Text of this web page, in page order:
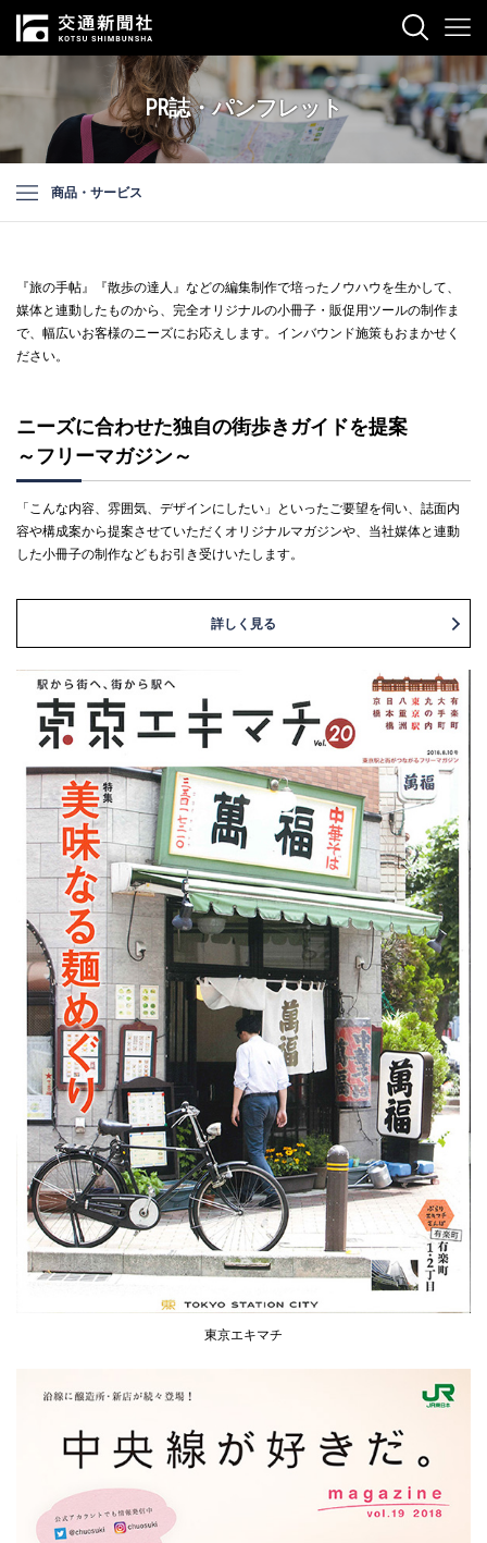
PR誌・パンフレット
商品・サービス
『旅の手帖』『散歩の達人』などの編集制作で培ったノウハウを生かして、
媒体と連動したものから、完全オリジナルの小冊子・販促用ツールの制作ま
で、幅広いお客様のニーズにお応えします。インバウンド施策もおまかせく
ださい。
ニーズに合わせた独自の街歩きガイドを提案
～フリーマガジン～
「こんな内容、雰囲気、デザインにしたい」といったご要望を伺い、誌面内
容や構成案から提案させていただくオリジナルマガジンや、当社媒体と連動
した小冊子の制作などもお引き受けいたします。
詳しく見る
東京エキマチ